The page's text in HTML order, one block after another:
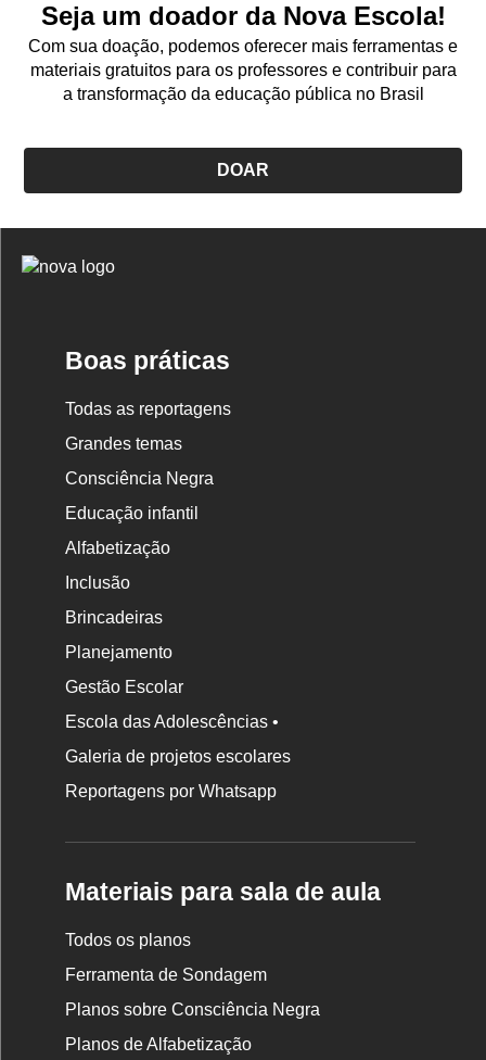
Seja um doador da Nova Escola!
Com sua doação, podemos oferecer mais ferramentas e
materiais gratuitos para os professores e contribuir para
a transformação da educação pública no Brasil
DOAR
Logo
Boas práticas
Todas as reportagens
Grandes temas
Consciência Negra
Educação infantil
Alfabetização
Inclusão
Brincadeiras
Planejamento
Gestão Escolar
Escola das Adolescências •
Galeria de projetos escolares
Reportagens por Whatsapp
Materiais para sala de aula
Todos os planos
Ferramenta de Sondagem
Planos sobre Consciência Negra
Planos de Alfabetização